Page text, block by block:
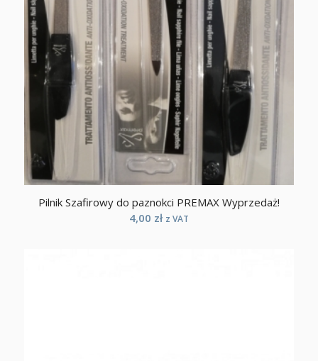
Pilnik Szafirowy do paznokci PREMAX Wyprzedaż!
4,00 zł z VAT